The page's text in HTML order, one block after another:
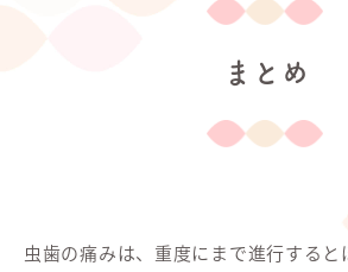
まとめ
虫歯の痛みは、重度にまで進行すると